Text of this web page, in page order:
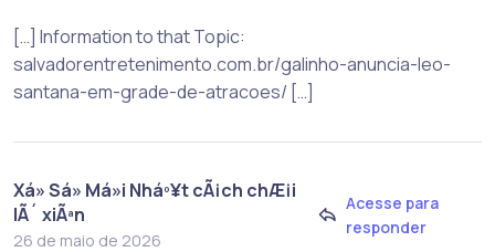
[…] Information to that Topic:
salvadorentretenimento.com.br/galinho-anuncia-leo-
santana-em-grade-de-atracoes/ […]
Xá» Sá» Má»i Nháº¥t cÃ¡ch chÆ¡i
lÃ´ xiÃªn
26 de maio de 2026
Acesse para
responder